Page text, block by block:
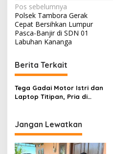
N
a
v
i
g
a
s
i
p
o
s
Pos sebelumnya
Polsek Tambora Gerak
Cepat Bersihkan Lumpur
Pasca-Banjir di SDN 01
Labuhan Kananga
Berita Terkait
Tega Gadai Motor Istri dan
Laptop Titipan, Pria di
Jangan Lewatkan